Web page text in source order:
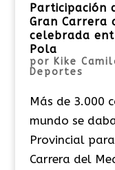
Participación
Gran Carrera
celebrada
Pola
por Kike
Deportes
Más de 3.000
mundo se
Provincial
Carrera del